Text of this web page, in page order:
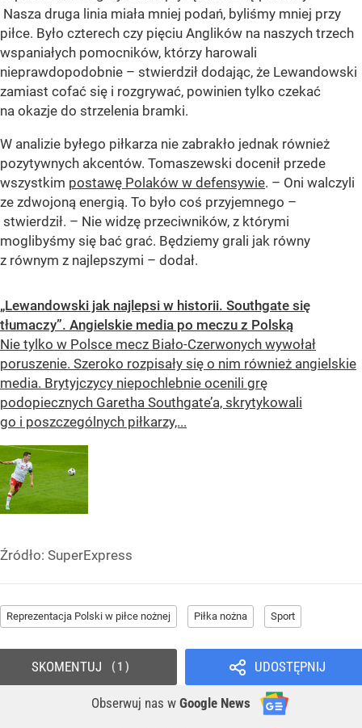
Nasza druga linia miała mniej podań, byliśmy mniej przy
piłce. Było czterech czy pięciu Anglików na naszych trzech
wspaniałych pomocników, którzy harowali
nieprawdopodobnie – stwierdził dodając, że Lewandowski
zamiast cofać się i rozgrywać, powinien tylko czekać
na okazje do strzelenia bramki.
W analizie byłego piłkarza nie zabrakło jednak również
pozytywnych akcentów. Tomaszewski docenił przede
wszystkim postawę Polaków w defensywie. – Oni walczyli
ze zdwojoną energią. To było coś przyjemnego –
stwierdził. – Nie widzę przeciwników, z którymi
moglibyśmy się bać grać. Będziemy grali jak równy
z równym z najlepszymi – dodał.
„Lewandowski jak najlepsi w historii. Southgate się
tłumaczy”. Angielskie media po meczu z Polską
Nie tylko w Polsce mecz Biało-Czerwonych wywołał
poruszenie. Szeroko rozpisały się o nim również angielskie
media. Brytyjczycy niepochlebnie ocenili grę
podopiecznych Garetha Southgate’a, skrytykowali
go i poszczególnych piłkarzy,...
Źródło: SuperExpress
Reprezentacja Polski w piłce nożnej Piłka nożna Sport
UDOSTĘPNIJ
Obserwuj nas w Google News
SKOMENTUJ 1